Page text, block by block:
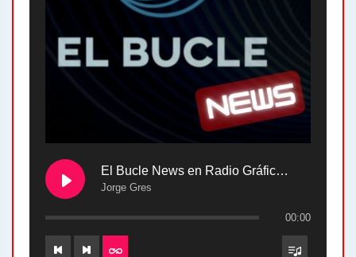
El Bucle News en Radio Gráfica. Bloque 2 . 28.04.24
Jorge Gres
00:00